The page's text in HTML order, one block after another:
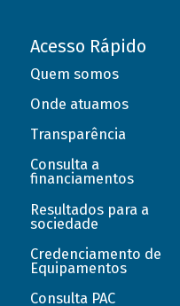
Acesso Rápido
Quem somos
Onde atuamos
Transparência
Consulta a
financiamentos
Resultados para a
sociedade
Credenciamento de
Equipamentos
Consulta PAC